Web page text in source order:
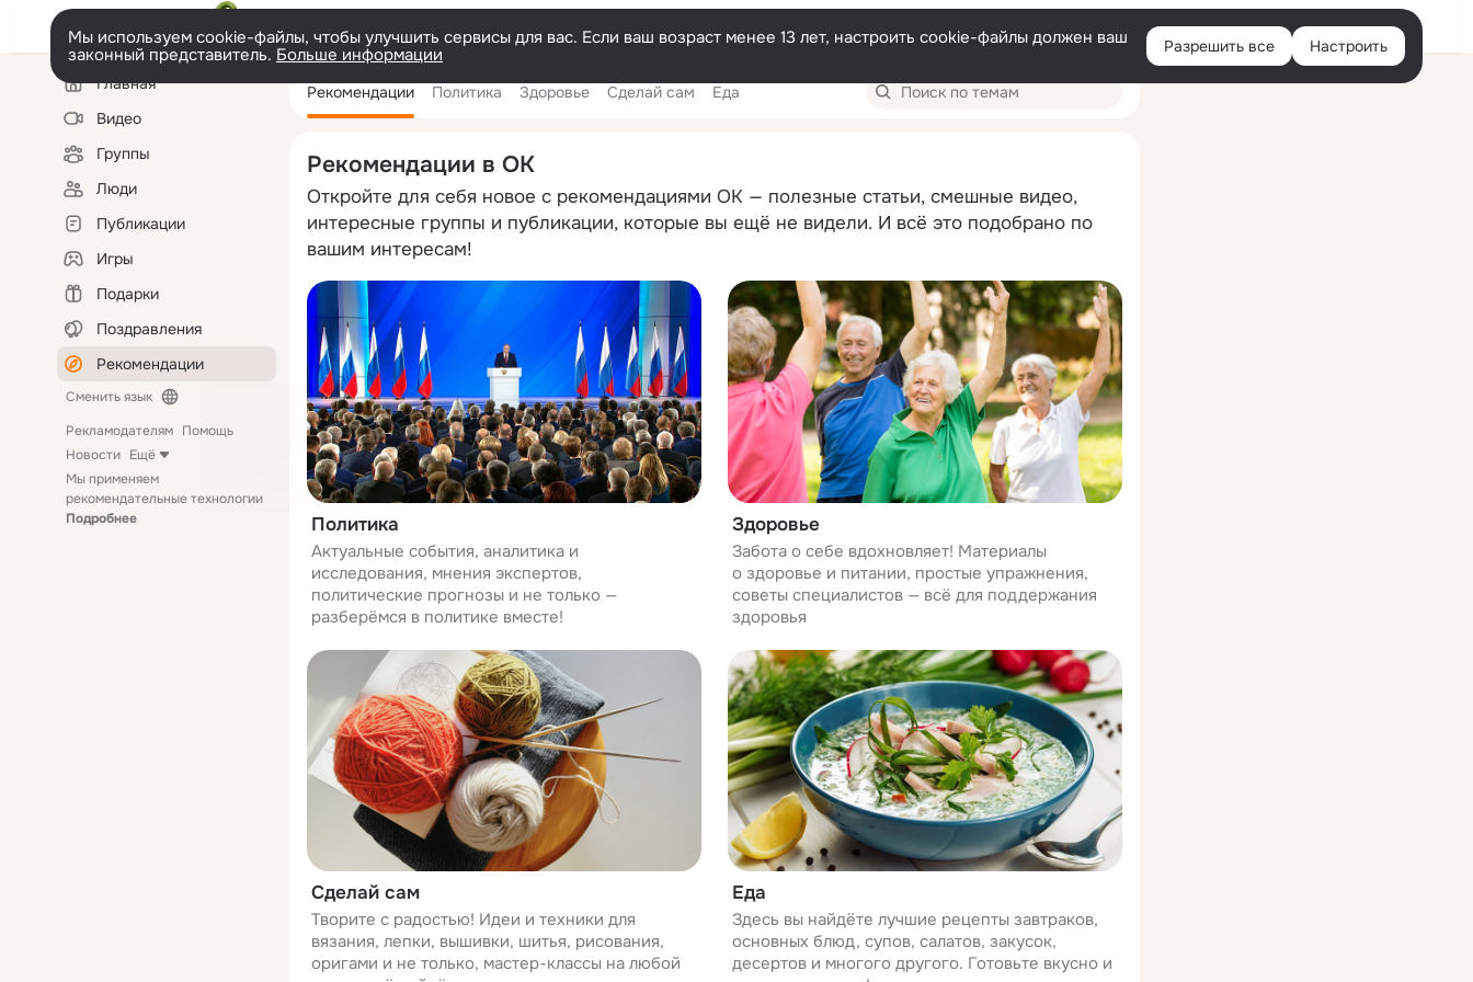
Русский Войти
Мы используем cookie-файлы, чтобы улучшить сервисы для вас. Если ваш возраст менее 13 лет, настроить cookie-файлы должен ваш
законный представитель. Больше информации Разрешить все Настроить
Левая
колонкаГлавная
Видео
Группы
Люди
Публикации
Игры
Подарки
Поздравления
Рекомендации
Сменить язык
Рекламодателям Помощь
Новости Ещё
Мы применяем
рекомендательные технологии
Подробнее
Поиск
Рекомендации Политика Здоровье Сделай сам Еда
Рекомендации в ОК
Откройте для себя новое с рекомендациями ОК — полезные статьи, смешные видео,
интересные группы и публикации, которые вы ещё не видели. И всё это подобрано по
вашим интересам!
Политика
Актуальные события, аналитика и
исследования, мнения экспертов,
политические прогнозы и не только —
разберёмся в политике вместе!
Здоровье
Забота о себе вдохновляет! Материалы
о здоровье и питании, простые упражнения,
советы специалистов — всё для поддержания
здоровья
Сделай сам
Творите с радостью! Идеи и техники для
вязания, лепки, вышивки, шитья, рисования,
оригами и не только, мастер-классы на любой
Еда
Здесь вы найдёте лучшие рецепты завтраков,
основных блюд, супов, салатов, закусок,
десертов и многого другого. Готовьте вкусно и